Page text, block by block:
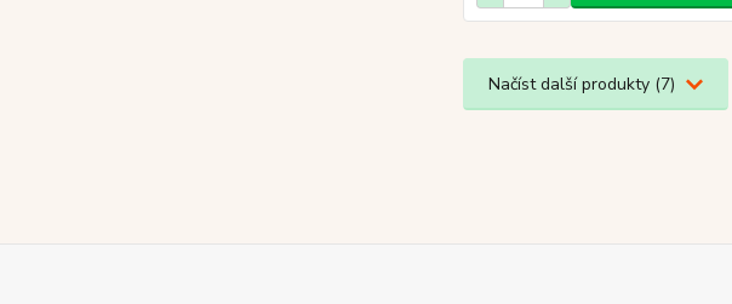
Načíst další produkty (7)